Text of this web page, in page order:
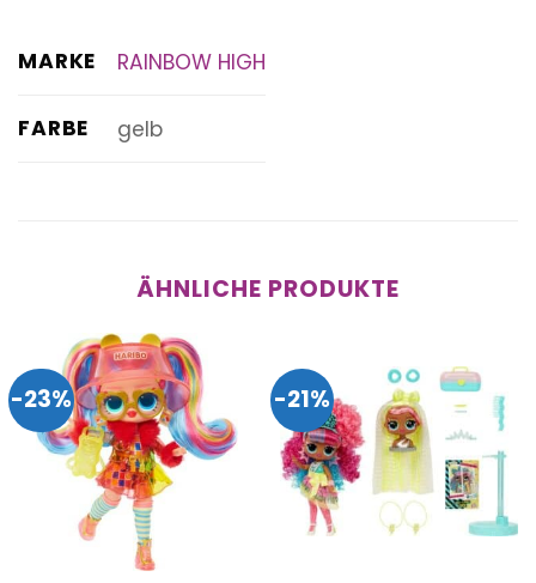
MARKE RAINBOW HIGH
FARBE gelb
ÄHNLICHE PRODUKTE
-23% -21%